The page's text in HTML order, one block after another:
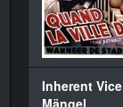
Inherent
Mängel